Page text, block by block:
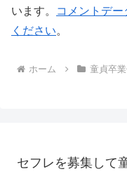
います。
コメントデ
ください。
ホーム 童貞卒業
セフレを募集して